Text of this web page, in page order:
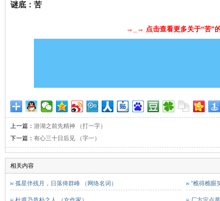
谜底：苦
→_→ 点击查看更多关于“苦”
上一篇： 游湖之前先精神 （打一字）
下一篇： 有心三十日后见 （字一）
相关内容
孤星伴残月，日落倚群峰 （网络名词） “樵得樵眼